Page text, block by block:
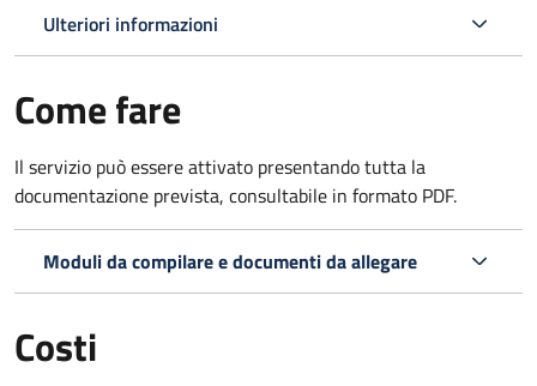
Ulteriori informazioni
Come fare
Il servizio può essere attivato presentando tutta la
documentazione prevista, consultabile in formato PDF.
Moduli da compilare e documenti da allegare
Costi